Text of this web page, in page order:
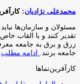
محمدعلی نژادیان:
مسئولان و سازمان‌ها
تقدیر کنند و با القاب
زرق و برق به جامعه
جامعه بزنند.
ادامه مطلب
کارآفرین‌نماها